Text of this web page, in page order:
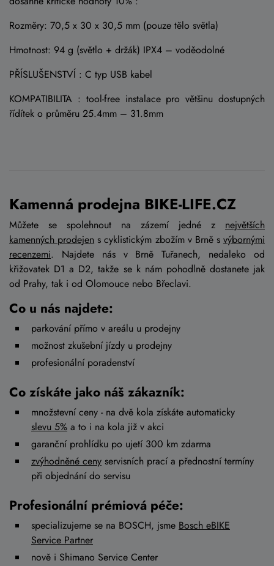
Rozměry: 70,5 x 30 x 30,5 mm (pouze tělo světla)
Hmotnost: 94 g (světlo + držák) IPX4 – voděodolné
PŘÍSLUŠENSTVÍ : C typ USB kabel
KOMPATIBILITA : tool-free instalace pro většinu dostupných
řídítek o průměru 25.4mm – 31.8mm
Kamenná prodejna BIKE-LIFE.CZ
Můžete se spolehnout na zázemí jedné z největších
kamenných prodejen s cyklistickým zbožím v Brně s výbornými
recenzemi. Najdete nás v Brně Tuřanech, nedaleko od
křižovatek D1 a D2, takže se k nám pohodlně dostanete jak
od Prahy, tak i od Olomouce nebo Břeclavi.
Co u nás najdete:
parkování přímo v areálu u prodejny
možnost zkušební jízdy u prodejny
profesionální poradenství
Co získáte jako náš zákazník:
množstevní ceny - na dvě kola získáte automaticky
slevu 5% a to i na kola již v akci
garanční prohlídku po ujetí 300 km zdarma
zvýhodněné ceny servisních prací a přednostní termíny
při objednání do servisu
Profesionální prémiová péče:
specializujeme se na BOSCH, jsme Bosch eBIKE
Service Partner
nově i Shimano Service Center